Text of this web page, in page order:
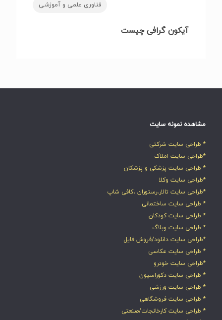
فناوری علمی و آموزشی
آیکون گرافی چیست
مشاهده نمونه سایت
* طراحی سایت شرکتی
*طراحی سایت املاک
* طراحی سایت پزشکی و پزشکان
*طراحی سایت وکلا
*طراحی سایت تالار،رستوران ،کافی شاپ
* طراحی سایت ساختمانی
* طراحی سایت کودکان
* طراحی سایت وبلاگ
*طراحی سایت دانلود/فروش فایل
* طراحی سایت عکاسی
*طراحی سایت خودرو
* طراحی سایت دکوراسیون
* طراحی سایت ورزشی
* طراحی سایت فروشگاهی
* طراحی سایت کارخانجات/صنعتی